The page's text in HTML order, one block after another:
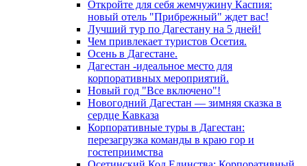
Откройте для себя жемчужину Каспия:
новый отель "Прибрежный" ждет вас!
Лучший тур по Дагестану на 5 дней!
Чем привлекает туристов Осетия.
Осень в Дагестане.
Дагестан -идеальное место для
корпоративных мероприятий.
Новый год "Все включено"!
Новогодний Дагестан — зимняя сказка в
сердце Кавказа
Корпоративные туры в Дагестан:
перезагрузка команды в краю гор и
гостеприимства